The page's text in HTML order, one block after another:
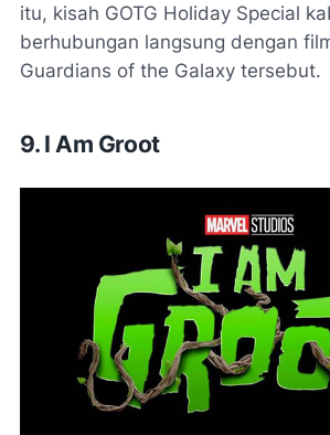
itu, kisah GOTG Holiday Special
berhubungan langsung dengan
Guardians of the Galaxy tersebut.
9. I Am Groot